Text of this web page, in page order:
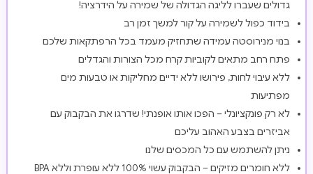
גדולים שעברו לליגה הגדולה של שמירה על הידרציה!
בידוד כפול לשמירה על קור למשך זמן רב
בנוי מנירוסטה עמידה שתחזיק מעמד בכל הרפתקאות שלכם
פתח רחב מתאים לקוביות קרח מכל הצורות והגדלים
ללא עיבוי לחות, פירושו ללא ידיים מחליקות או טבעות מים
מפתיעות
לא רק פונקציונלי – הפכו אותו אופנתי! שדרגו את הבקבוק עם
אביזרים בצבע האהוב עליכם
ניתן להשתמש עם כל המכסים שלנו
ללא חומרים מזיקים – הבקבוק עשוי 100% ללא עופרת וללא BPA